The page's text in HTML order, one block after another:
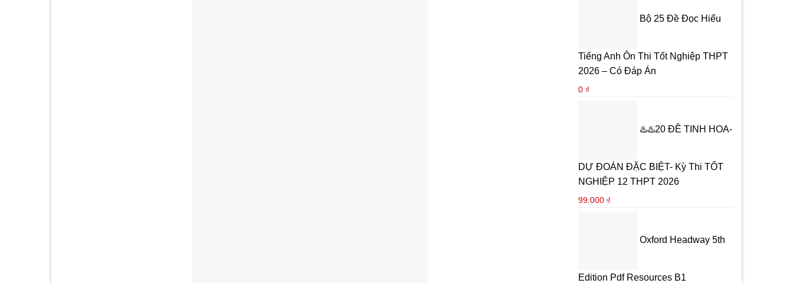
Bộ 25 Đề Đọc Hiểu
Tiếng Anh Ôn Thi Tốt Nghiệp THPT
2026 – Có Đáp Án
0 ₫
♨️♨️20 ĐỀ TINH HOA-
DỰ ĐOÁN ĐẶC BIỆT- Kỳ Thi TỐT
NGHIỆP 12 THPT 2026
99.000 ₫
Oxford Headway 5th
Edition Pdf Resources B1